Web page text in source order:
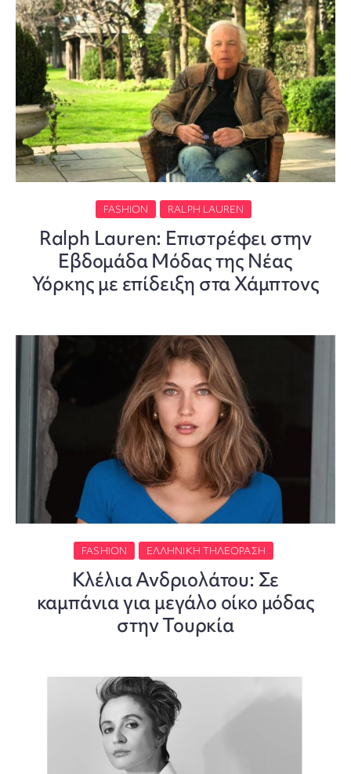
FASHION RALPH LAUREN
Ralph Lauren: Επιστρέφει στην
Εβδομάδα Μόδας της Νέας
Υόρκης με επίδειξη στα Χάμπτονς
FASHION ΕΛΛΗΝΙΚΉ ΤΗΛΕΌΡΑΣΗ
Κλέλια Ανδριολάτου: Σε
καμπάνια για μεγάλο οίκο μόδας
στην Τουρκία